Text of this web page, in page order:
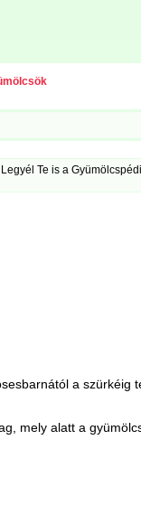
Te is a
a szürkéig
mely alatt a